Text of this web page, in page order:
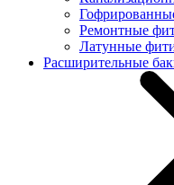
Ремонтные
Латунные
Расширительные